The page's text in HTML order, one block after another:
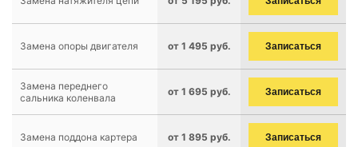
Замена опоры двигателя от 1 495 руб. Записаться
Замена переднего
сальника коленвала
от 1 695 руб. Записаться
Замена поддона картера от 1 895 руб. Записаться